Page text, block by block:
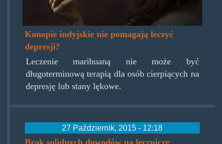
Konopie indyjskie nie pomagają leczyć
depresji?
Leczenie marihuaną nie może być
długoterminową terapią dla osób cierpiących na
depresję lub stany lękowe.
27 Październik, 2015 - 12:18